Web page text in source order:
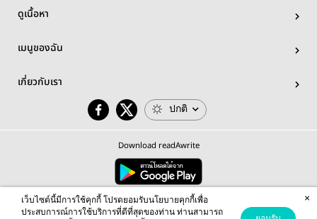
ดูเนื้อหา
เมนูของฉัน
เกี่ยวกับเรา
ปกติ
Download readAwrite
© 2026 readAwrite.com by MEB Corporation Public Company Limited
This site is protected by reCAPTCHA and the Google Privacy Policy Terms of Serviceapply.
เว็บไซต์นี้มีการใช้คุกกี้ โปรดยอมรับนโยบายคุกกี้เพื่อ
ประสบการณ์การใช้บริการที่ดีที่สุดของท่าน ท่านสามารถ
×